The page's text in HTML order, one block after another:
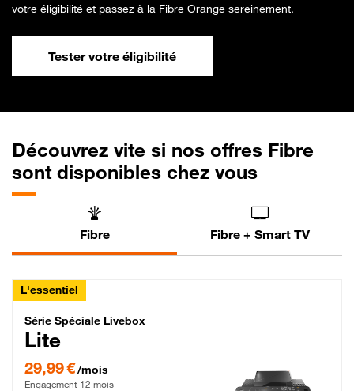
votre éligibilité et passez à la Fibre Orange sereinement.
Tester votre éligibilité
Découvrez vite si nos offres Fibre
sont disponibles chez vous
Fibre Fibre + Smart TV
L'essentiel
Série Spéciale Livebox Lite Fibre
Série Spéciale Livebox
Lite
29,99 €/mois
Engagement 12 mois